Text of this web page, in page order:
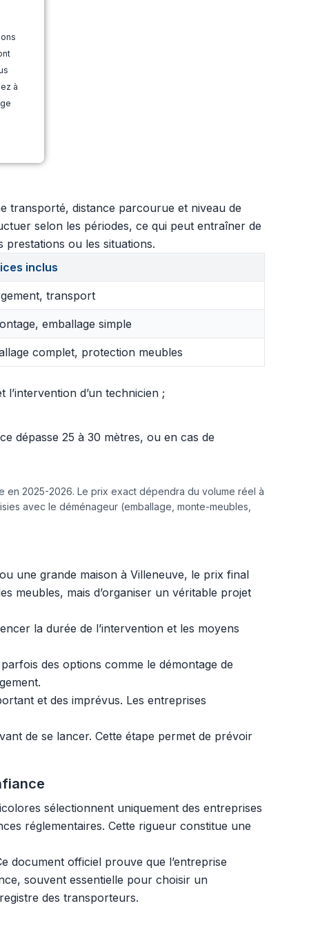
à
transporté, distance parcourue et niveau de
selon les périodes, ce qui peut entraîner de
ou les situations.
inclus
transport
emballage simple
complet, protection meubles
d’un technicien ;
dépasse 25 à 30 mètres, ou en cas de
en 2025-2026. Le prix exact dépendra du volume réel à
avec le déménageur (emballage, monte-meubles,
une grande maison à Villeneuve, le prix final
meubles, mais d’organiser un véritable projet
la durée de l’intervention et les moyens
des options comme le démontage de
et des imprévus. Les entreprises
de se lancer. Cette étape permet de prévoir
sélectionnent uniquement des entreprises
réglementaires. Cette rigueur constitue une
document officiel prouve que l’entreprise
souvent essentielle pour choisir un
des transporteurs.